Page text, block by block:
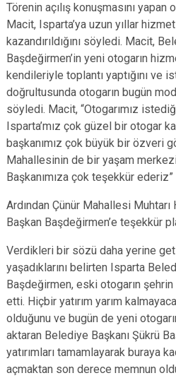
Törenin açılış konuşmasını
Macit, Isparta’ya uzun yıllar
kazandırıldığını söyledi. Macit,
Başdeğirmen’in yeni otogarın
kendileriyle toplantı yaptığını ve
doğrultusunda otogarın bugün
söyledi. Macit, “Otogarımız
Isparta’mız çok güzel bir otogar
başkanımız çok büyük bir özveri
Mahallesinin de bir yaşam
Başkanımıza çok teşekkür
Ardından Çünür Mahallesi
Başkan Başdeğirmen’e teşekkür
Verdikleri bir sözü daha yerine
yaşadıklarını belirten Isparta
Başdeğirmen, eski otogarın şehrin
etti. Hiçbir yatırım yarım
olduğunu ve bugün de yeni
aktaran Belediye Başkanı Şükrü
yatırımları tamamlayarak buraya
açmaktan son derece memnun